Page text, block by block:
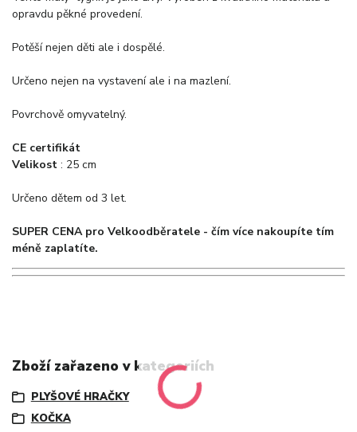
opravdu pěkné provedení.
Potěší nejen děti ale i dospělé.
Určeno nejen na vystavení ale i na mazlení.
Povrchově omyvatelný.
CE certifikát
Velikost : 25 cm
Určeno dětem od 3 let.
SUPER CENA pro Velkoodběratele - čím více nakoupíte tím
méně zaplatíte.
Zboží zařazeno v kategoriích
PLYŠOVÉ HRAČKY
KOČKA